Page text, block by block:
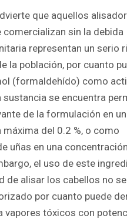
que aquellos
comercializan sin la debida
representan un serio
la población, por cuanto
(formaldehído) como
sustancia se encuentra
de la formulación en
del 0.2 %, o como
uñas en una
el uso de este
de alisar los cabellos no se
por cuanto puede
vapores tóxicos con